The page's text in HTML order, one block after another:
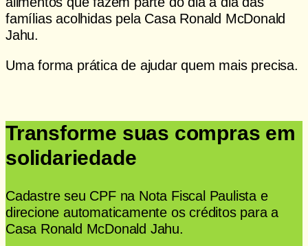
famílias acolhidas pela Casa Ronald McDonald
Jahu.
Uma forma prática de ajudar quem mais precisa.
Transforme suas compras em
solidariedade
Cadastre seu CPF na Nota Fiscal Paulista e
direcione automaticamente os créditos para a
Casa Ronald McDonald Jahu.